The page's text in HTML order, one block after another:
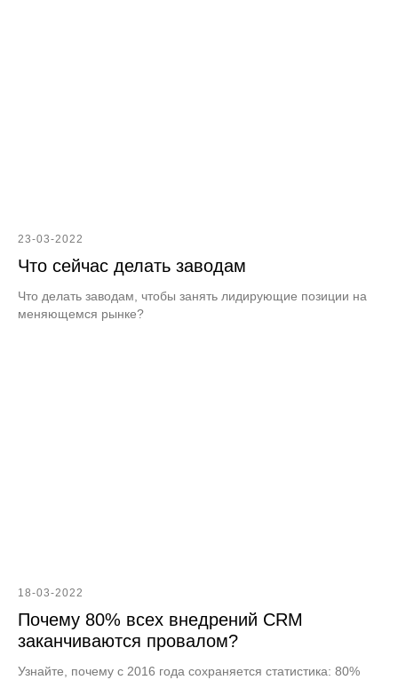
23-03-2022
Что сейчас делать заводам
Что делать заводам, чтобы занять лидирующие позиции на
меняющемся рынке?
18-03-2022
Почему 80% всех внедрений CRM
заканчиваются провалом?
Узнайте, почему с 2016 года сохраняется статистика: 80%